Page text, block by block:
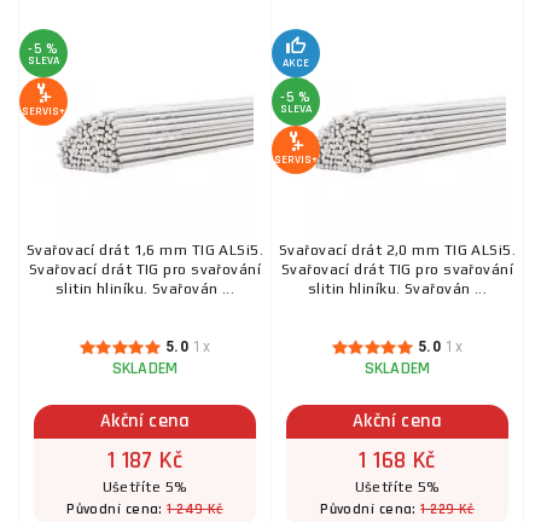
-5 %
SLEVA
SERVIS+
Svařovací drát 1,6 mm TIG ALSi5.
Svařovací drát TIG pro svařování
slitin hliníku. Svařován ...
5.0 1x
SKLADEM
Akční cena
1 187 Kč
Ušetříte 5%
Původní cena:1 249 Kč
AKCE
-5 %
SLEVA
SERVIS+
Svařovací drát 2,0 mm TIG ALSi5.
Svařovací drát TIG pro svařování
slitin hliníku. Svařován ...
5.0 1x
SKLADEM
Akční cena
1 168 Kč
Ušetříte 5%
Původní cena:1 229 Kč